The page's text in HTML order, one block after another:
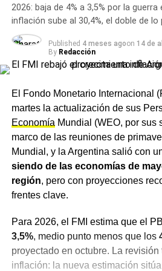
2026: baja de 4% a 3,5% por la guerra
inflación sube al 30,4%, el doble de
Published 4 meses agoon 14 de
By Redacción
El Fondo Monetario Internacional
martes la actualización de sus
Economía Mundial (WEO, por sus
marco de las reuniones de
Mundial, y la Argentina salió con
siendo de las economías de
región, pero con proyecciones
frentes clave.
Para 2026, el FMI estima que el
3,5%, medio punto menos que los
proyectado en octubre. La
inflación: la nueva estimación